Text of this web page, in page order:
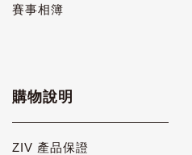
賽事相簿
購物說明
ZIV 產品保證